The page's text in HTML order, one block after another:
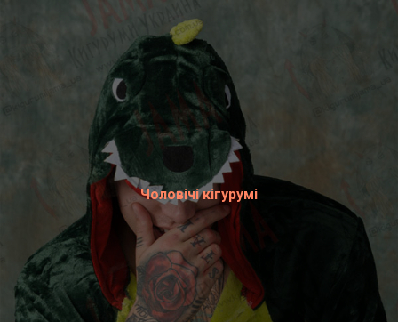
Чоловічі кігурумі